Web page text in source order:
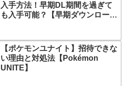
入手方法！早期DL期間を過ぎて
も入手可能？【早期ダウンロード
【ポケモンユナイト】招待できな
い理由と対処法【Pokémon
UNITE】